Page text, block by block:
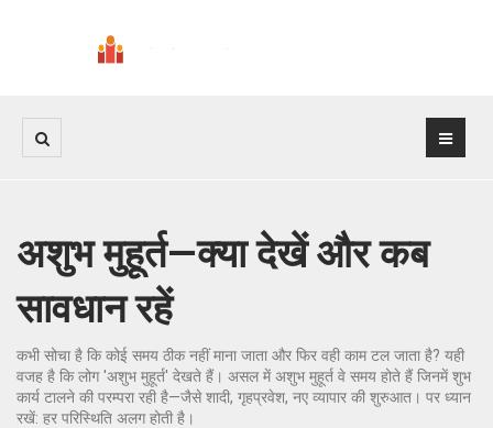
अशुभ मुहूर्त—क्या देखें और कब
सावधान रहें
कभी सोचा है कि कोई समय ठीक नहीं माना जाता और फिर वही काम टल जाता है? यही
वजह है कि लोग 'अशुभ मुहूर्त' देखते हैं। असल में अशुभ मुहूर्त वे समय होते हैं जिनमें शुभ
कार्य टालने की परम्परा रही है—जैसे शादी, गृहप्रवेश, नए व्यापार की शुरुआत। पर ध्यान
रखें: हर परिस्थिति अलग होती है।